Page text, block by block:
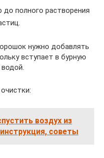
полного растворения
нужно добавлять
вступает в бурную
воздух из
советы